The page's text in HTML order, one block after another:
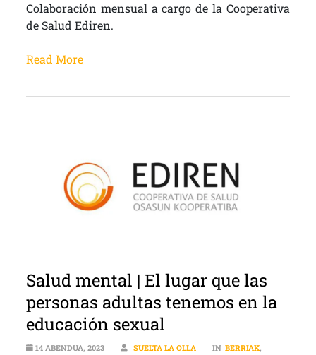
Colaboración mensual a cargo de la Cooperativa
de Salud Ediren.
Read More
Salud mental | El lugar que las
personas adultas tenemos en la
educación sexual
14 ABENDUA, 2023 SUELTA LA OLLA IN BERRIAK,